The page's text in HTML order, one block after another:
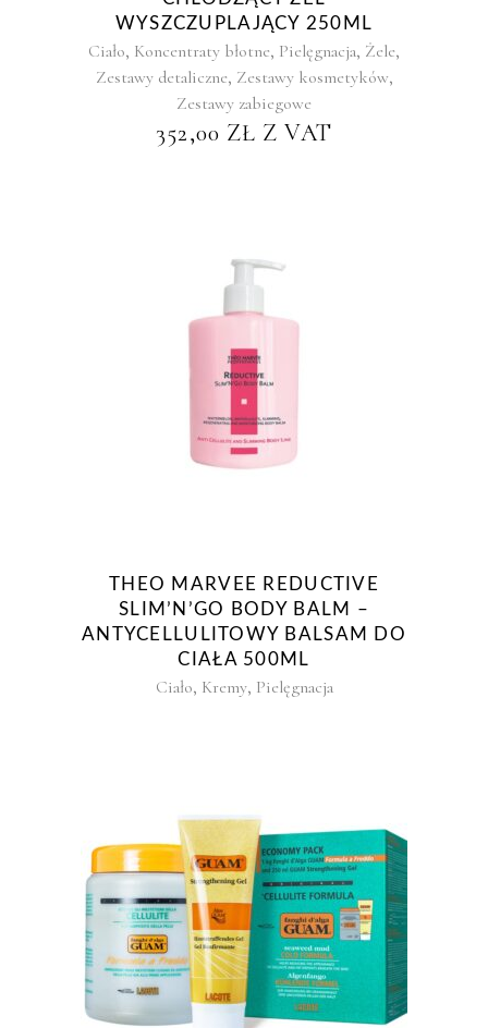
WYSZCZUPLAJĄCY 250ML
Ciało, Koncentraty błotne, Pielęgnacja, Żele,
Zestawy detaliczne, Zestawy kosmetyków,
Zestawy zabiegowe
352,00 ZŁ Z VAT
THEO MARVEE REDUCTIVE
SLIM’N’GO BODY BALM –
ANTYCELLULITOWY BALSAM DO
CIAŁA 500ML
Ciało, Kremy, Pielęgnacja